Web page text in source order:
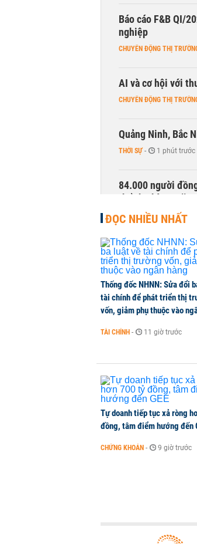
Báo cáo F&B QI/
nghiệp
CHUYỂN ĐỘNG THỊ
AI và cơ hội với
CHUYỂN ĐỘNG THỊ
Quảng Ninh, Bắc
THỜI SỰ - 1 phút trước
84.000 người
thể thu hàng trăm
KINH DOANH - 1 phút
ĐỌC NHIỀU NHẤT
Thống đốc NHNN: Sửa đổi
tài chính để phát triển thị
vốn, giảm phụ thuộc vào
TÀI CHÍNH - 11 giờ trước
Tự doanh tiếp tục xả ròng
đồng, tâm điểm hướng đến
CHỨNG KHOÁN - 9 giờ trước